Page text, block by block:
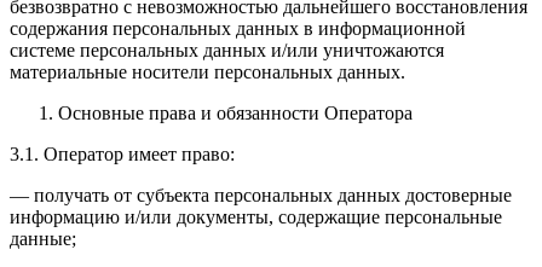
безвозвратно с невозможностью дальнейшего восстановления
содержания персональных данных в информационной
системе персональных данных и/или уничтожаются
материальные носители персональных данных.
Основные права и обязанности Оператора
3.1. Оператор имеет право:
— получать от субъекта персональных данных достоверные
информацию и/или документы, содержащие персональные
данные;